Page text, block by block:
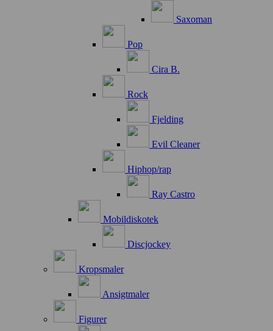
Saxoman
Pop
Cira B.
Rock
Fjelding
Evil Cleaner
Hiphop/rap
Ray Castro
Mobildiskotek
Discjockey
Kropsmaler
Ansigtmaler
Figurer